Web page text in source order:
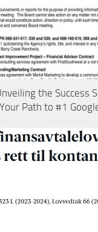
the Success
Path to #1